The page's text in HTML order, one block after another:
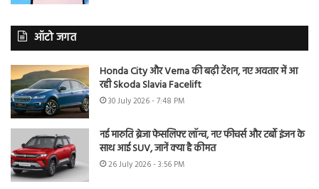
ऑटो जगत
Honda City और Verna की बढ़ी टेंशन, नए अवतार में आ
रही Skoda Slavia Facelift
30 July 2026 - 7:48 PM
नई मारुति ब्रेजा फेसलिफ्ट लॉन्च, नए फीचर्स और टर्बो इंजन के
साथ आई SUV, जानें क्या है कीमत
26 July 2026 - 3:56 PM